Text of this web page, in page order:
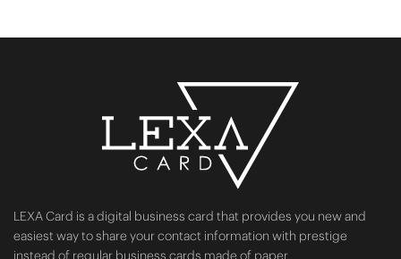
LEXA Card is a digital business card that provides you new and
easiest way to share your contact information with prestige